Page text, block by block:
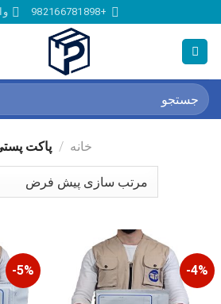
to
content
+982166781898
جستجو
برای:
خانه / پاکت
4%-
5%-